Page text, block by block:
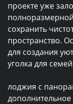
проекте уже
сохранить
пространство.
для создания
уголка для
лоджия с
дополнительное